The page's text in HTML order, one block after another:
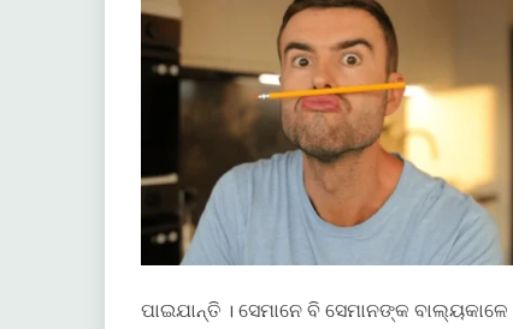
ପାଇଯାନ୍ତି । ସେମାନେ ବି ସେମାନଙ୍କ